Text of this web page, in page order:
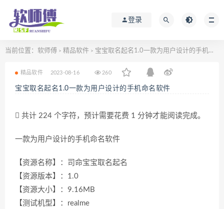
登录
当前位置： 软师傅 > 精品软件 > 宝宝取名起名1.0一款为用户设计的手机命名软件
精品软件 2023-08-16 260
宝宝取名起名1.0一款为用户设计的手机命名软件
共计 224 个字符，预计需要花费 1 分钟才能阅读完成。
一款为用户设计的手机命名软件
【资源名称】：司命宝宝取名起名
【资源版本】：1.0
【资源大小】：9.16MB
【测试机型】：realme